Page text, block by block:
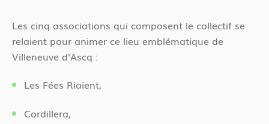
e
s
i
c
d
e
n
Les cinq associations qui composent le collectif se
relaient pour animer ce lieu emblématique de
Villeneuve d'Ascq :
Les Fées Riaient,
Cordillera,